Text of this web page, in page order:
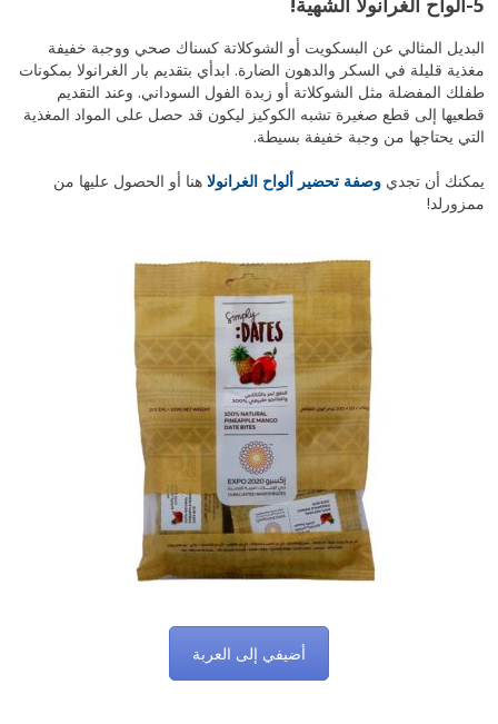
البديل المثالي عن البسكويت أو الشوكلاتة كسناك صحي ووجبة خفيفة
مغذية قليلة في السكر والدهون الضارة. ابدأي بتقديم بار الغرانولا بمكونات
طفلك المفضلة مثل الشوكلاتة أو زبدة الفول السوداني. وعند التقديم
قطعيها إلى قطع صغيرة تشبه الكوكيز ليكون قد حصل على المواد المغذية
التي يحتاجها من وجبة خفيفة بسيطة.
يمكنك أن تجدي وصفة تحضير ألواح الغرانولا هنا أو الحصول عليها من
ممزورلد!
أضيفي إلى العربة